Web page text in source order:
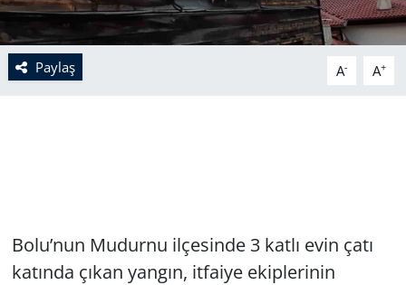
Paylaş A- A+
Bolu’nun Mudurnu ilçesinde 3 katlı evin çatı
katında çıkan yangın, itfaiye ekiplerinin